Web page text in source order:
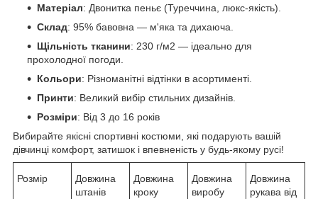
Матеріал: Двонитка пеньє (Туреччина, люкс-якість).
Склад: 95% бавовна — м'яка та дихаюча.
Щільність тканини: 230 г/м2 — ідеально для
прохолодної погоди.
Кольори: Різноманітні відтінки в асортименті.
Принти: Великий вибір стильних дизайнів.
Розміри: Від 3 до 16 років
Вибирайте якісні спортивні костюми, які подарують вашій
дівчинці комфорт, затишок і впевненість у будь-якому русі!
Розмір
Довжина
штанів
Довжина
кроку
Довжина
виробу
Довжина
рукава від